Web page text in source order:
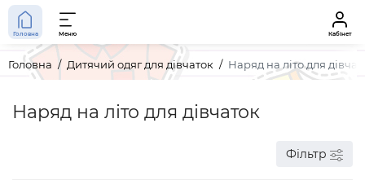
Головна Меню Кабінет
Головна Дитячий одяг для дівчаток Наряд на літо для
Наряд на літо для дівчаток
Фільтр